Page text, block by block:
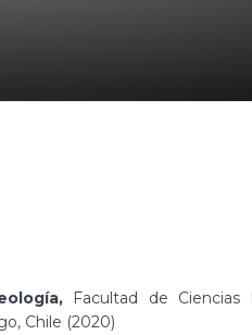
Facultad de
Chile (2020)